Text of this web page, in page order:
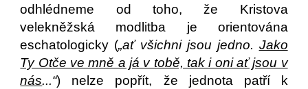
odhlédneme od toho, že Kristova
velekněžská modlitba je orientována
eschatologicky („ať všichni jsou jedno. Jako
Ty Otče ve mně a já v tobě, tak i oni ať jsou v
nás...“) nelze popřít, že jednota patří k